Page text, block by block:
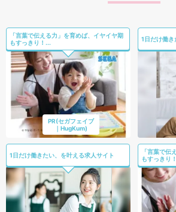
「言葉で伝える力」を育めば、イヤイヤ期
もすっきり！...
PR(セガフェイブ
｜HugKum)
1日だけ働き
1日だけ働きたい、を叶える求人サイト
「言葉で伝
もすっきり